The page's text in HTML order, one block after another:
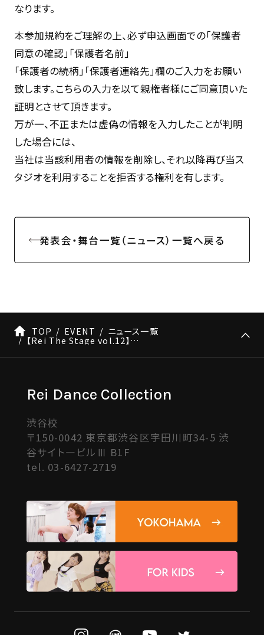
なります。
本参加規約をご理解の上、必ず申込画面での「保護者
同意の確認」「保護者名前」
「保護者の続柄」「保護者連絡先」欄のご入力をお願い
致します。こちらの入力を以て親権者様にご同意頂いた
証明とさせて頂きます。
万が一、不正または虚偽の情報を入力したことが判明
した場合には、
当社は当該利用者の情報を削除し、それ以降再び当ス
タジオを利用することを拒否する権利を有します。
発表会・舞台一覧（ニュース）一覧へ戻る
TOP EVENT ニュース一覧
【Rei The Stage vol.12】参加申込規約
Rei Dance Collection
渋谷校
〒150-0042 東京都渋谷区宇田川町34-5 渋
谷サイト―ビルⅢ B1F
tel. 03-6427-2719